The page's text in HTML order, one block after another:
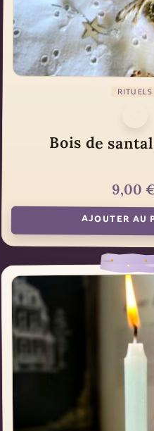
RITUELS
Bois de
9,00
AJOUTER AU